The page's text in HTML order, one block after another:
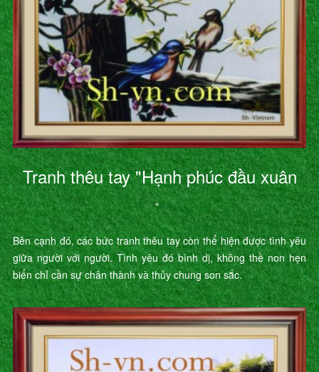
Tranh thêu tay "Hạnh phúc đầu xuân
"
Bên cạnh đó, các bức tranh thêu tay còn thể hiện được tình yêu
giữa người với người. Tình yêu đó bình dị, không thề non hẹn
biển chỉ cần sự chân thành và thủy chung son sắc.